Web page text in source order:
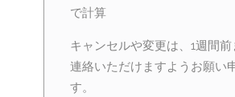
で計算
キャンセルや変更は、1週間
連絡いただけますようお願い
す。